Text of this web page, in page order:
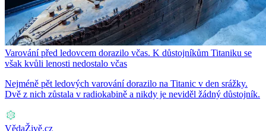
Varování před ledovcem dorazilo včas. K důstojníkům Titaniku se
však kvůli lenosti nedostalo včas
Nejméně pět ledových varování dorazilo na Titanic v den srážky.
Dvě z nich zůstala v radiokabině a nikdy je neviděl žádný důstojník.
VědaŽivě.cz